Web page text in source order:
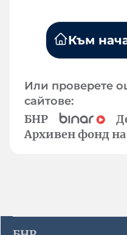
Към
Или проверете
сайтове:
БНР
Архивен фонд